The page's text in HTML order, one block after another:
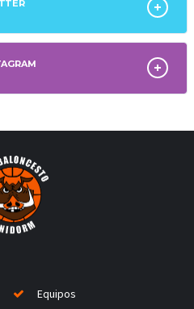
Equipos